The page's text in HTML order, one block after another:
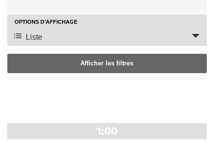
navigation
de
Navigation
de
vues
Évènement
OPTIONS D’AFFICHAGE
Liste
Afficher les filtres
will
1:00